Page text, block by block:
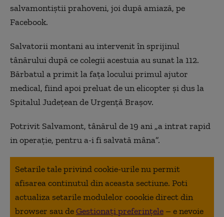
salvamontiştii prahoveni, joi după amiază, pe
Facebook.
Salvatorii montani au intervenit în sprijinul
tânărului după ce colegii acestuia au sunat la 112.
Bărbatul a primit la faţa locului primul ajutor
medical, fiind apoi preluat de un elicopter şi dus la
Spitalul Judeţean de Urgenţă Braşov.
Potrivit Salvamont, tânărul de 19 ani „a intrat rapid
in operaţie, pentru a-i fi salvată mâna”.
Setarile tale privind cookie-urile nu permit
afisarea continutul din aceasta sectiune. Poti
actualiza setarile modulelor coookie direct din
browser sau deGestionați preferințele – e nevoie